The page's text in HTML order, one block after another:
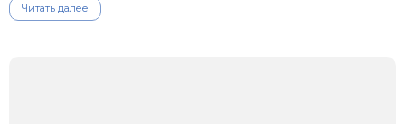
Читать далее